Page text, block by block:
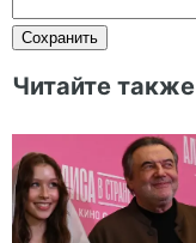
Читайте также